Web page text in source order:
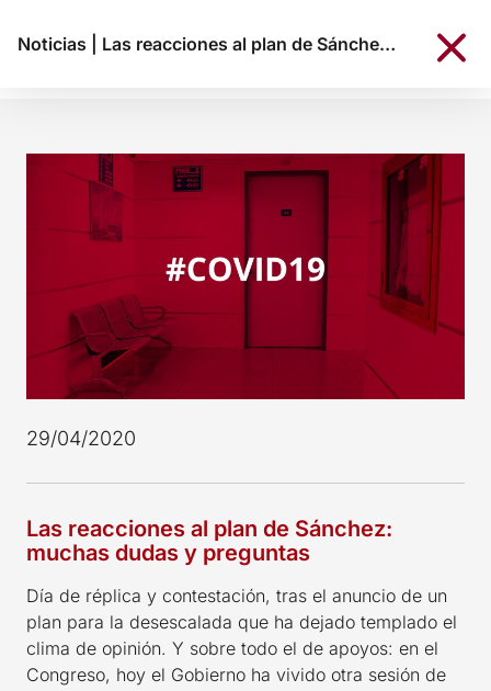
Noticias Las reacciones al plan de Sánchez: muchas dudas y preguntas
29/04/2020
Las reacciones al plan de Sánchez:
muchas dudas y preguntas
Día de réplica y contestación, tras el anuncio de un
plan para la desescalada que ha dejado templado el
clima de opinión. Y sobre todo el de apoyos: en el
Congreso, hoy el Gobierno ha vivido otra sesión de